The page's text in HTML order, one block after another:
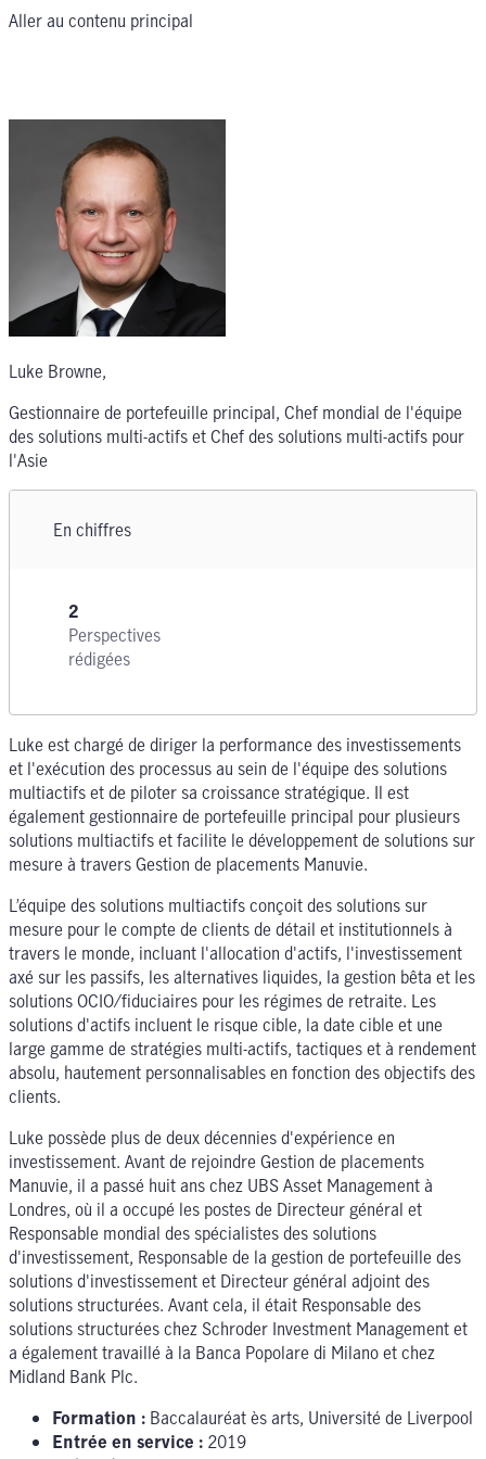
Aller au contenu principal
Luke Browne,
Gestionnaire de portefeuille principal, Chef mondial de l'équipe
des solutions multi-actifs et Chef des solutions multi-actifs pour
l'Asie
En chiffres
2
Perspectives
rédigées
Luke est chargé de diriger la performance des investissements
et l'exécution des processus au sein de l'équipe des solutions
multiactifs et de piloter sa croissance stratégique. Il est
également gestionnaire de portefeuille principal pour plusieurs
solutions multiactifs et facilite le développement de solutions sur
mesure à travers Gestion de placements Manuvie.
L’équipe des solutions multiactifs conçoit des solutions sur
mesure pour le compte de clients de détail et institutionnels à
travers le monde, incluant l'allocation d'actifs, l'investissement
axé sur les passifs, les alternatives liquides, la gestion bêta et les
solutions OCIO/fiduciaires pour les régimes de retraite. Les
solutions d'actifs incluent le risque cible, la date cible et une
large gamme de stratégies multi-actifs, tactiques et à rendement
absolu, hautement personnalisables en fonction des objectifs des
clients.
Luke possède plus de deux décennies d'expérience en
investissement. Avant de rejoindre Gestion de placements
Manuvie, il a passé huit ans chez UBS Asset Management à
Londres, où il a occupé les postes de Directeur général et
Responsable mondial des spécialistes des solutions
d'investissement, Responsable de la gestion de portefeuille des
solutions d'investissement et Directeur général adjoint des
solutions structurées. Avant cela, il était Responsable des
solutions structurées chez Schroder Investment Management et
a également travaillé à la Banca Popolare di Milano et chez
Midland Bank Plc.
Formation : Baccalauréat ès arts, Université de Liverpool
Entrée en service : 2019